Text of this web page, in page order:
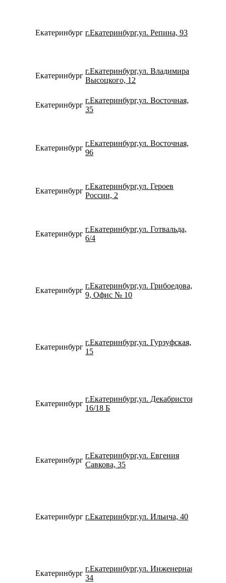
Екатеринбург г.Екатеринбург,ул. Репина, 93
Екатеринбург
г.Екатеринбург,ул. Владимира
Высоцкого, 12
Екатеринбург
г.Екатеринбург,ул. Восточная,
35
Екатеринбург
г.Екатеринбург,ул. Восточная,
96
Екатеринбург
г.Екатеринбург,ул. Героев
России, 2
Екатеринбург
г.Екатеринбург,ул. Готвальда,
6/4
Екатеринбург
г.Екатеринбург,ул. Грибоедова,
9, Офис № 10
Екатеринбург
г.Екатеринбург,ул. Гурзуфская,
15
Екатеринбург
г.Екатеринбург,ул. Декабристов,
16/18 Б
Екатеринбург
г.Екатеринбург,ул. Евгения
Савкова, 35
Екатеринбург г.Екатеринбург,ул. Ильича, 40
Екатеринбург
г.Екатеринбург,ул. Инженерная,
34